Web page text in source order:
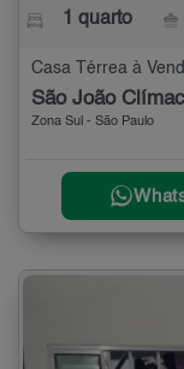
1 quarto
Casa Térrea à
São João
Zona Sul - São Paulo